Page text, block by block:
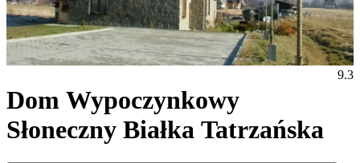
Dom Wypoczynkowy
Słoneczny Białka Tatrzańska
9.3